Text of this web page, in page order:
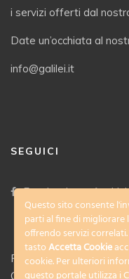
i servizi offerti dal
Date un’occhiata al
info@galilei.it
SEGUICI
Facebook
Privacy Policy
Cookies policy
Questo sito consente
parti al fine di migliorare
offrendo servizi
tastoAccetta Cookie
cookie. Per ulteriori